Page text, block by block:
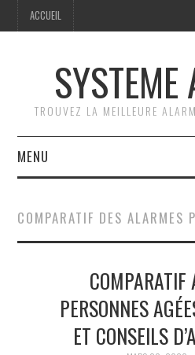
ACCUEIL
TROUVEZ LA MEILLEURE
MENU
GUIDE PRATIQUE
COMPARATIF DES
SYSTÈMES D’ALARME
COMPARATIF DES ALARMES
COMPARATIF
PERSONNES
ET CONSEILS